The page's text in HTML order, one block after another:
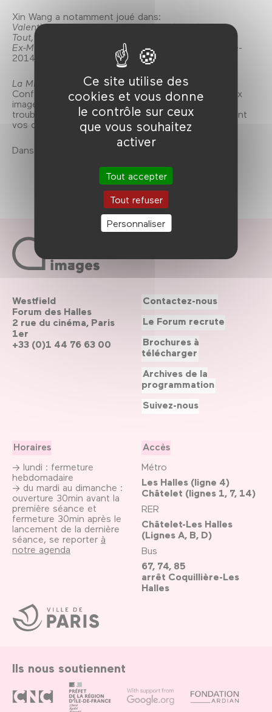
Ce site utilise des
cookies et vous donne
le contrôle sur ceux
que vous souhaitez
activer
Tout accepter
Tout refuser
Personnaliser
Xin Wang a notamment joué dans:
Valentin Valentinde Pascal Thomas (2014)
Tout, tout de suite
Ex-Model
de Xin Wang et Emmanuel Sapolsky (série-
2014)
La Minute Rose
est une série du Forum des images.
Confortablement installé.es dans un décor dédié aux
images, nos invité.es répondent à cette question
troublante: et si c'était la fin du monde, quels seraient
vos derniers instants de cinéphile?
Dans le cadre de la Minute Rose.
Ville
de
Paris
Westfield
Forum des Halles
2 rue du cinéma, Paris
1er
+33 (0)1 44 76 63 00
Horaires
→ lundi : fermeture
hebdomadaire
→ du mardi au dimanche :
ouverture 30min avant la
première séance et
fermeture 30min après le
lancement de la dernière
séance, se reporter à
notre agenda
Accès
Métro
Les Halles (ligne 4)
Châtelet (lignes 1, 7, 14)
RER
Châtelet-Les Halles
(Lignes A, B, D)
Bus
67, 74, 85
arrêt Coquillière-Les
Halles
Contactez-nous
Le Forum recrute
Brochures à
télécharger
Archives de la
programmation
Suivez-nous
Ils nous soutiennent